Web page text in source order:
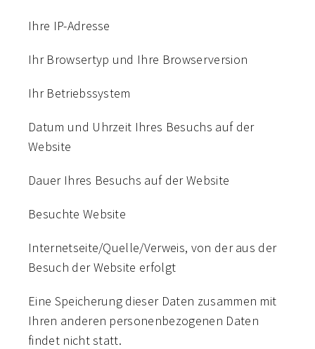
Ihre IP-Adresse
Ihr Browsertyp und Ihre Browserversion
Ihr Betriebssystem
Datum und Uhrzeit Ihres Besuchs auf der
Website
Dauer Ihres Besuchs auf der Website
Besuchte Website
Internetseite/Quelle/Verweis, von der aus der
Besuch der Website erfolgt
Eine Speicherung dieser Daten zusammen mit
Ihren anderen personenbezogenen Daten
findet nicht statt.